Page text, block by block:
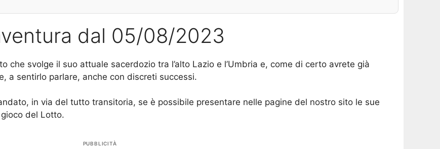
dal 05/08/2023
che svolge il suo attuale sacerdozio tra l’alto Lazio e l’Umbria e, come di certo avrete già
e, a sentirlo parlare, anche con discreti successi.
in via del tutto transitoria, se è possibile presentare nelle pagine del nostro sito le sue
del Lotto.
PUBBLICITÀ